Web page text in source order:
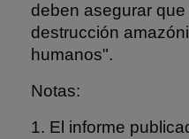
deben asegurar
destrucción
humanos".
Notas:
1. El informe